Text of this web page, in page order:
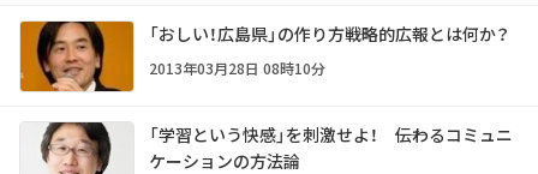
「おしい！広島県」の作り方――戦略的広報とは何か？
2013年03月28日 08時10分
「学習という快感」を刺激せよ！ ――伝わるコミュニ
ケーションの方法論